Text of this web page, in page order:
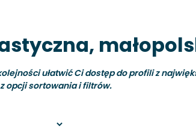
ułatwić Ci dostęp do profili z
opcji sortowania i filtrów.